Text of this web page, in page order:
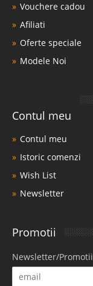
Vouchere cadou
Afiliati
Oferte speciale
Modele Noi
Contul meu
Contul meu
Istoric comenzi
Wish List
Newsletter
Promotii
Newsletter/Promotii